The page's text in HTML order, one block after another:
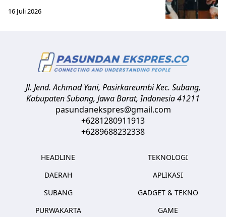
16 Juli 2026
Jl. Jend. Achmad Yani, Pasirkareumbi Kec. Subang,
Kabupaten Subang, Jawa Barat,Indonesia41211
pasundanekspres@gmail.com
+6281280911913
+6289688232338
HEADLINE
DAERAH
SUBANG
PURWAKARTA
TEKNOLOGI
APLIKASI
GADGET & TEKNO
GAME